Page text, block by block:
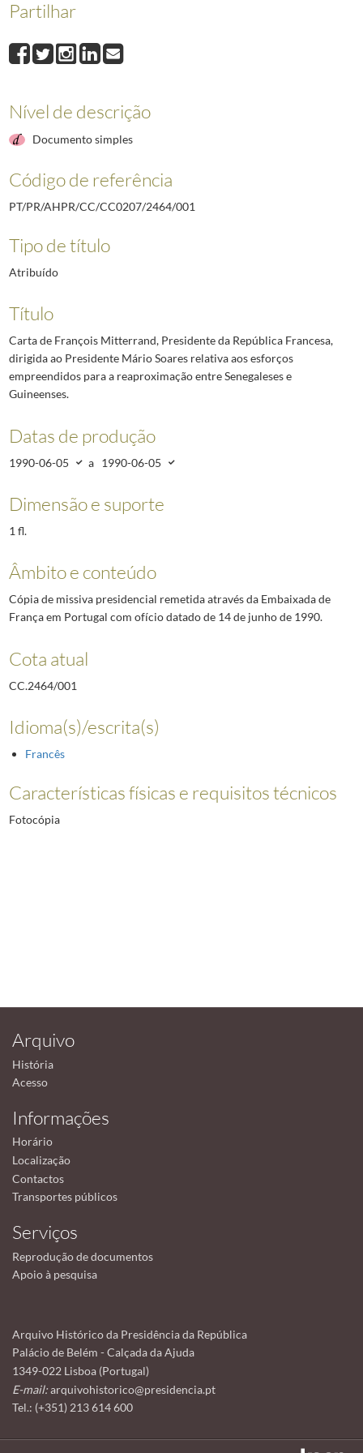
Partilhar
Nível de descrição
Documento simples
Código de referência
PT/PR/AHPR/CC/CC0207/2464/001
Tipo de título
Atribuído
Título
Carta de François Mitterrand, Presidente da República Francesa,
dirigida ao Presidente Mário Soares relativa aos esforços
empreendidos para a reaproximação entre Senegaleses e
Guineenses.
Datas de produção
1990-06-05 a 1990-06-05
Dimensão e suporte
1 fl.
Âmbito e conteúdo
Cópia de missiva presidencial remetida através da Embaixada de
França em Portugal com ofício datado de 14 de junho de 1990.
Cota atual
CC.2464/001
Idioma(s)/escrita(s)
Francês
Características físicas e requisitos técnicos
Fotocópia
Arquivo
História
Acesso
Informações
Horário
Localização
Contactos
Transportes públicos
Serviços
Reprodução de documentos
Apoio à pesquisa
Arquivo Histórico da Presidência da República
Palácio de Belém - Calçada da Ajuda
1349-022 Lisboa (Portugal)
E-mail:arquivohistorico@presidencia.pt
Tel.: (+351) 213 614 600